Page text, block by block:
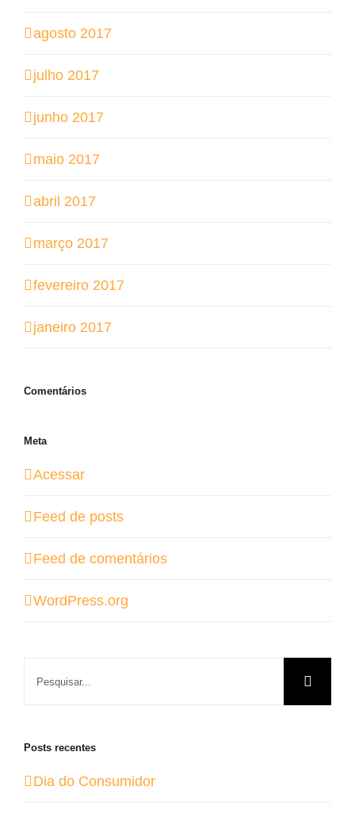
agosto 2017
julho 2017
junho 2017
maio 2017
abril 2017
março 2017
fevereiro 2017
janeiro 2017
Comentários
Meta
Acessar
Feed de posts
Feed de comentários
WordPress.org
Posts recentes
Dia do Consumidor